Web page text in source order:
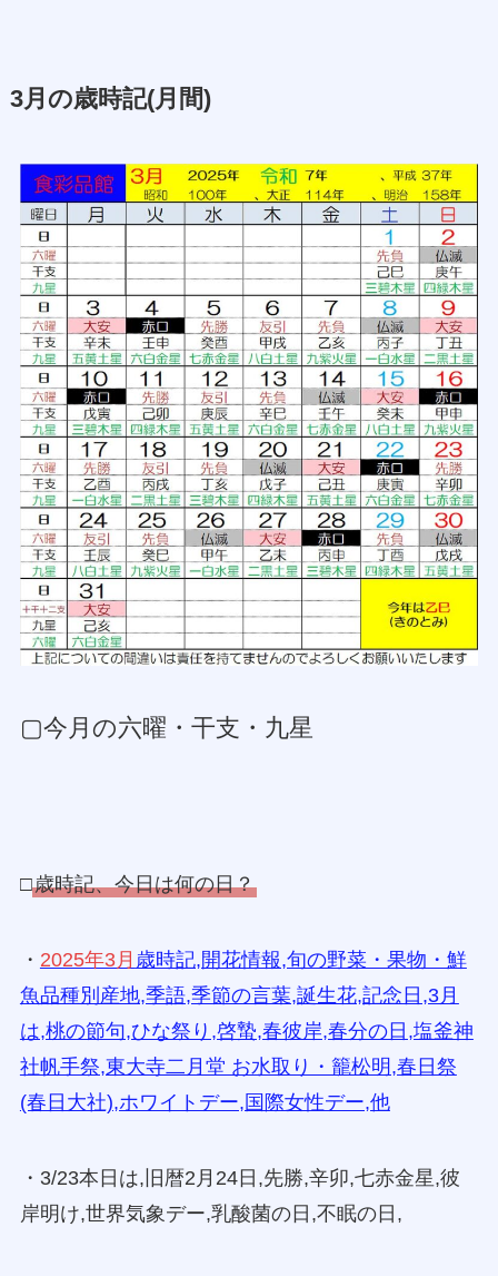
3月の歳時記(月間)
▢今月の六曜・干支・九星
□歳時記、今日は何の日？
・ 2025年3月 歳時記,開花情報,旬の野菜・果物・鮮
魚品種別産地,季語,季節の言葉,誕生花,記念日,3月
は,桃の節句,ひな祭り,啓蟄,春彼岸,春分の日,塩釜神
社帆手祭,東大寺二月堂 お水取り・籠松明,春日祭
(春日大社),ホワイトデー,国際女性デー,他
・3/23本日は,旧暦2月24日,先勝,辛卯,七赤金星,彼
岸明け,世界気象デー,乳酸菌の日,不眠の日,